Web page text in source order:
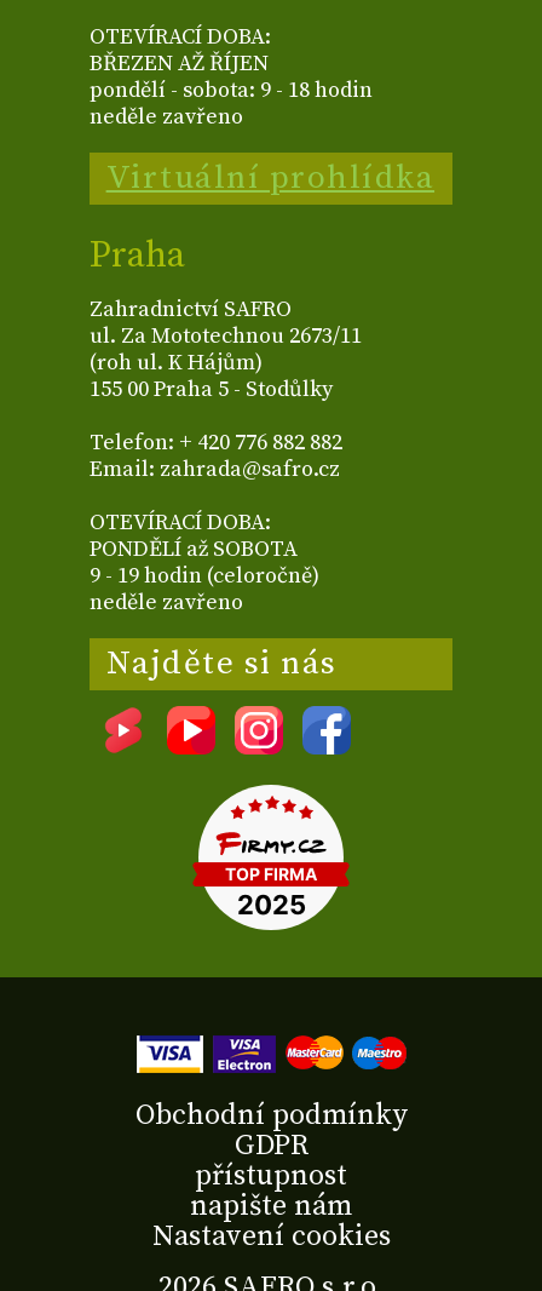
OTEVÍRACÍ DOBA:
BŘEZEN AŽ ŘÍJEN
pondělí - sobota: 9 - 18 hodin
neděle zavřeno
Virtuální prohlídka
Praha
Zahradnictví SAFRO
ul. Za Mototechnou 2673/11
(roh ul. K Hájům)
155 00 Praha 5 - Stodůlky
Telefon: + 420 776 882 882
Email: zahrada@safro.cz
OTEVÍRACÍ DOBA:
PONDĚLÍ až SOBOTA
9 - 19 hodin (celoročně)
neděle zavřeno
Najděte si nás
Obchodní podmínky
GDPR
přístupnost
napište nám
Nastavení cookies